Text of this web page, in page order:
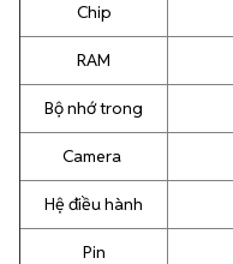
Chip
RAM
Bộ nhớ trong
Camera
Hệ điều hành
Pin